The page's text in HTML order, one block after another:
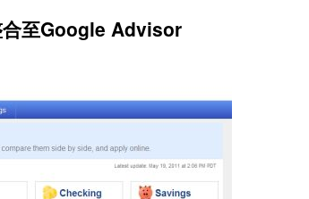
至Google Advisor